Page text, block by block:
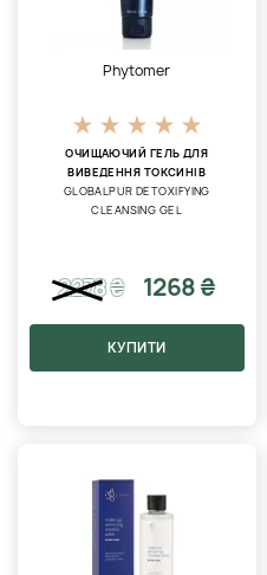
Phytomer
ОЧИЩАЮЧИЙ ГЕЛЬ ДЛЯ
ВИВЕДЕННЯ ТОКСИНІВ
GLOBALPUR DETOXIFYING
CLEANSING GEL
2278₴ 1268 ₴
КУПИТИ